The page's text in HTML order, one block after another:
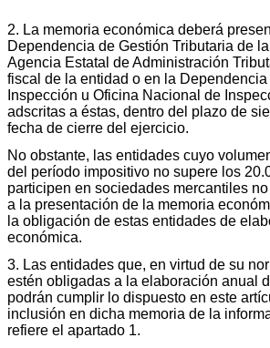
2. La memoria económica deberá
Dependencia de Gestión Tributaria de
Agencia Estatal de Administración
fiscal de la entidad o en la
Inspección u Oficina Nacional de
adscritas a éstas, dentro del plazo de
fecha de cierre del ejercicio.
No obstante, las entidades cuyo
del período impositivo no supere los
participen en sociedades mercantiles
a la presentación de la memoria
la obligación de estas entidades de
económica.
3. Las entidades que, en virtud de su
estén obligadas a la elaboración anual
podrán cumplir lo dispuesto en este
inclusión en dicha memoria de la
refiere el apartado 1.